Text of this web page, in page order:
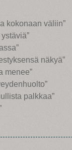
kokonaan väliin”
näkyä”
menee”
palkkaa”